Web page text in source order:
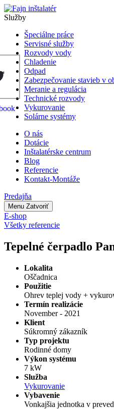
Služby
Špeciálne práce
Servisné služby
Rozvody vody
Chladenie
Odpad
Zabezpečovanie stavieb v
Meranie a regulácia
Technické rozvody
Vykurovanie
Solárne systémy
O nás
Dotácie
Inštalatérske centrum
Blog
Referencie
Kontakt-Montáže
Predajňa
Menu Zatvoriť
E-shop
Všetky referencie
Tepelné čerpadlo
Lokalita
Oščadnica
Použitie
Ohrev teplej vody +
Termín realizácie
November - 2021
Klient
Súkromný zákazník
Typ projektu
Rodinné domy
Výkon systému
7 kW
Služba
Vykurovanie
Vybavenie
Vonkajšia jednotka v